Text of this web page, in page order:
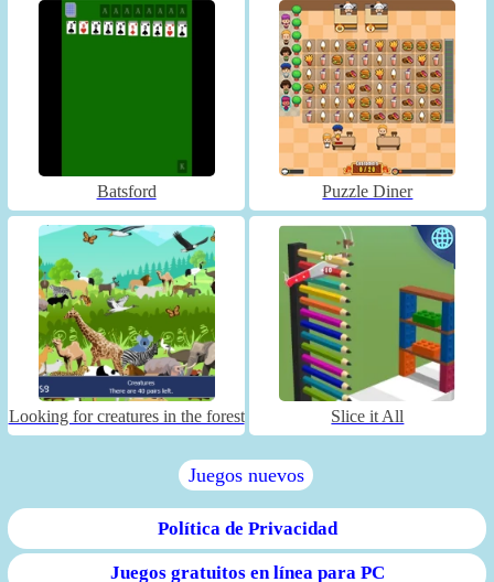
Batsford Puzzle Diner
Looking for creatures in the forest Slice it All
Juegos nuevos
Política de Privacidad
Juegos gratuitos en línea para PC